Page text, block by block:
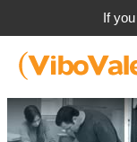
If